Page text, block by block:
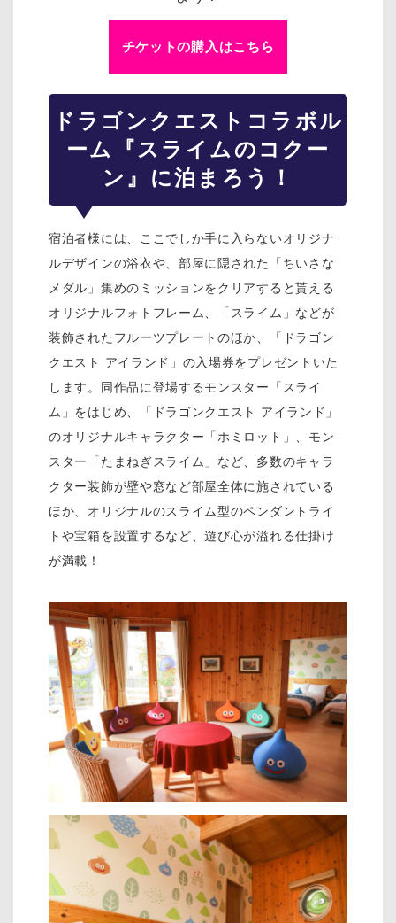
チケットの購入はこちら
ドラゴンクエスト コラボル
ーム『スライムのコクー
ン』に泊まろう！
宿泊者様には、ここでしか手に入らないオリジナ
ルデザインの浴衣や、部屋に隠された「ちいさな
メダル」集めのミッションをクリアすると貰える
オリジナルフォトフレーム、「スライム」などが
装飾されたフルーツプレートのほか、「ドラゴン
クエスト アイランド」の入場券をプレゼントいた
します。同作品に登場するモンスター「スライ
ム」をはじめ、「ドラゴンクエスト アイランド」
のオリジナルキャラクター「ホミロット」、モン
スター「たまねぎスライム」など、多数のキャラ
クター装飾が壁や窓など部屋全体に施されている
ほか、オリジナルのスライム型のペンダントライ
トや宝箱を設置するなど、遊び心が溢れる仕掛け
が満載！